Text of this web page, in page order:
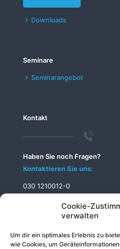
Cookie-
verwalten
Um dir ein optimales Erlebnis zu
wie Cookies, um
Downloads
Seminare
Seminarangebot
Kontakt
Haben Sie noch Fragen?
Kontaktieren Sie uns:
030 1210012-0
info@telecomputer.de